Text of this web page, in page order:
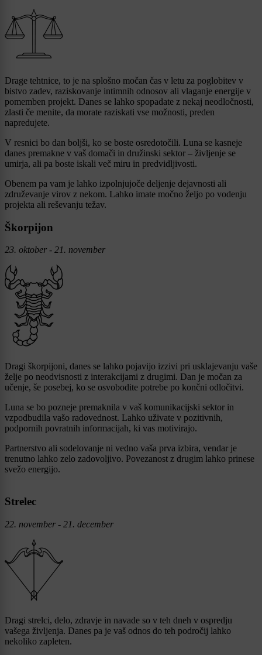
Drage tehtnice, to je na splošno močan čas v letu za poglobitev v
bistvo zadev, raziskovanje intimnih odnosov ali vlaganje energije v
pomemben projekt. Danes se lahko spopadate z nekaj neodločnosti,
zlasti če menite, da morate raziskati vse možnosti, preden
napredujete.
V resnici bo dan boljši, ko se boste osredotočili. Luna se kasneje
danes premakne v vaš domači in družinski sektor – življenje se
umirja, ali pa boste iskali več miru in predvidljivosti.
Obenem pa vam je lahko izpolnjujoče deljenje dejavnosti ali
združevanje virov z nekom. Lahko imate močno željo po vodenju
projekta ali reševanju težav.
Škorpijon
23. oktober - 21. november
Dragi škorpijoni, danes se lahko pojavijo izzivi pri usklajevanju vaše
želje po neodvisnosti z interakcijami z drugimi. Dan je močan za
učenje, še posebej, ko se osvobodite potrebe po končni odločitvi.
Luna se bo pozneje premaknila v vaš komunikacijski sektor in
vzpodbudila vašo radovednost. Lahko uživate v pozitivnih,
podpornih povratnih informacijah, ki vas motivirajo.
Partnerstvo ali sodelovanje ni vedno vaša prva izbira, vendar je
trenutno lahko zelo zadovoljivo. Povezanost z drugim lahko prinese
svežo energijo.
Strelec
22. november - 21. december
Dragi strelci, delo, zdravje in navade so v teh dneh v ospredju
vašega življenja. Danes pa je vaš odnos do teh področij lahko
nekoliko zapleten.